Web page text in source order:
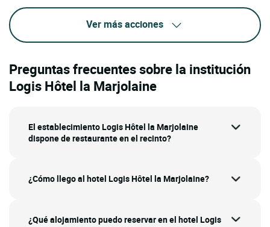
Ver más acciones
Preguntas frecuentes sobre la institución
Logis Hôtel la Marjolaine
El establecimiento Logis Hôtel la Marjolaine
dispone de restaurante en el recinto?
¿Cómo llego al hotel Logis Hôtel la Marjolaine?
¿Qué alojamiento puedo reservar en el hotel Logis